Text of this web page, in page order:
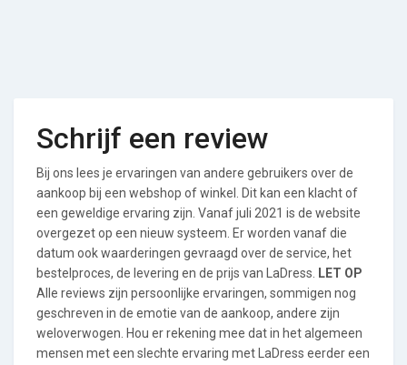
Schrijf een review
Bij ons lees je ervaringen van andere gebruikers over de
aankoop bij een webshop of winkel. Dit kan een klacht of
een geweldige ervaring zijn. Vanaf juli 2021 is de website
overgezet op een nieuw systeem. Er worden vanaf die
datum ook waarderingen gevraagd over de service, het
bestelproces, de levering en de prijs van LaDress.
LET OP
Alle reviews zijn persoonlijke ervaringen, sommigen nog
geschreven in de emotie van de aankoop, andere zijn
weloverwogen. Hou er rekening mee dat in het algemeen
mensen met een slechte ervaring met LaDress eerder een